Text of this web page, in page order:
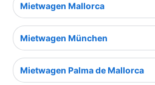
Mietwagen Mallorca
Mietwagen München
Mietwagen Palma de Mallorca